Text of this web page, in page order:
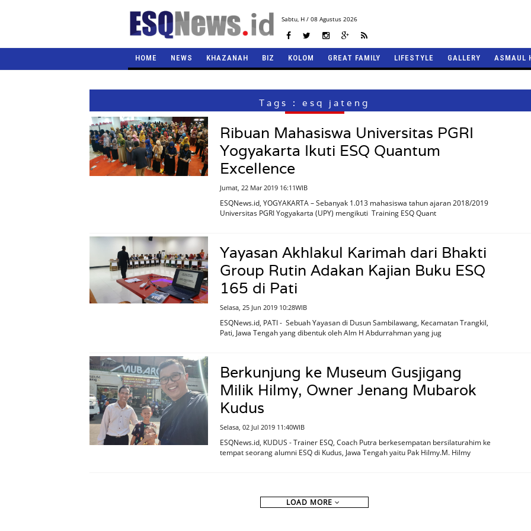
Sabtu,H / 08 Agustus 2026
HOME NEWS KHAZANAH BIZ KOLOM GREAT FAMILY LIFESTYLE GALLERY ASMAUL
Tags : esq jateng
Ribuan Mahasiswa Universitas PGRI
Yogyakarta Ikuti ESQ Quantum
Excellence
Jumat, 22 Mar 2019 16:11WIB
ESQNews.id, YOGYAKARTA – Sebanyak 1.013 mahasiswa tahun ajaran 2018/2019
Universitas PGRI Yogyakarta (UPY) mengikuti Training ESQ Quant
Yayasan Akhlakul Karimah dari Bhakti
Group Rutin Adakan Kajian Buku ESQ
165 di Pati
Selasa, 25 Jun 2019 10:28WIB
ESQNews.id, PATI - Sebuah Yayasan di Dusun Sambilawang, Kecamatan Trangkil,
Pati, Jawa Tengah yang dibentuk oleh Alm H Abdurrahman yang jug
Berkunjung ke Museum Gusjigang
Milik Hilmy, Owner Jenang Mubarok
Kudus
Selasa, 02 Jul 2019 11:40WIB
ESQNews.id, KUDUS - Trainer ESQ, Coach Putra berkesempatan bersilaturahim ke
tempat seorang alumni ESQ di Kudus, Jawa Tengah yaitu Pak Hilmy.M. Hilmy
LOAD MORE